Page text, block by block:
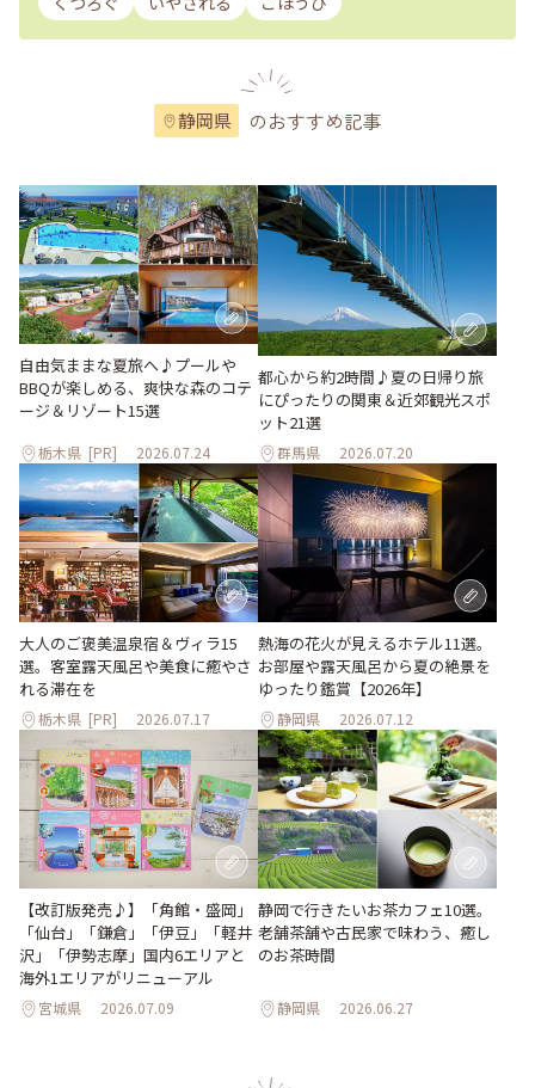
静岡県 のおすすめ記事
自由気ままな夏旅へ♪プールや
BBQが楽しめる、爽快な森のコテ
ージ＆リゾート15選
栃木県 [PR] 2026.07.24
都心から約2時間♪夏の日帰り旅
にぴったりの関東＆近郊観光スポ
ット21選
群馬県 2026.07.20
大人のご褒美温泉宿＆ヴィラ15
選。客室露天風呂や美食に癒やさ
れる滞在を
栃木県 [PR] 2026.07.17
熱海の花火が見えるホテル11選。
お部屋や露天風呂から夏の絶景を
ゆったり鑑賞【2026年】
静岡県 2026.07.12
【改訂版発売♪】「角館・盛岡」
「仙台」「鎌倉」「伊豆」「軽井
沢」「伊勢志摩」国内6エリアと
海外1エリアがリニューアル
宮城県 2026.07.09
静岡で行きたいお茶カフェ10選。
老舗茶舗や古民家で味わう、癒し
のお茶時間
静岡県 2026.06.27